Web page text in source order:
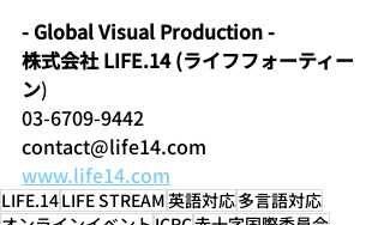
- Global Visual Production -
株式会社 LIFE.14 (ライフフォーティー
ン)
03-6709-9442
contact@life14.com
www.life14.com
LIFE.14LIFE STREAM英語対応多言語対応